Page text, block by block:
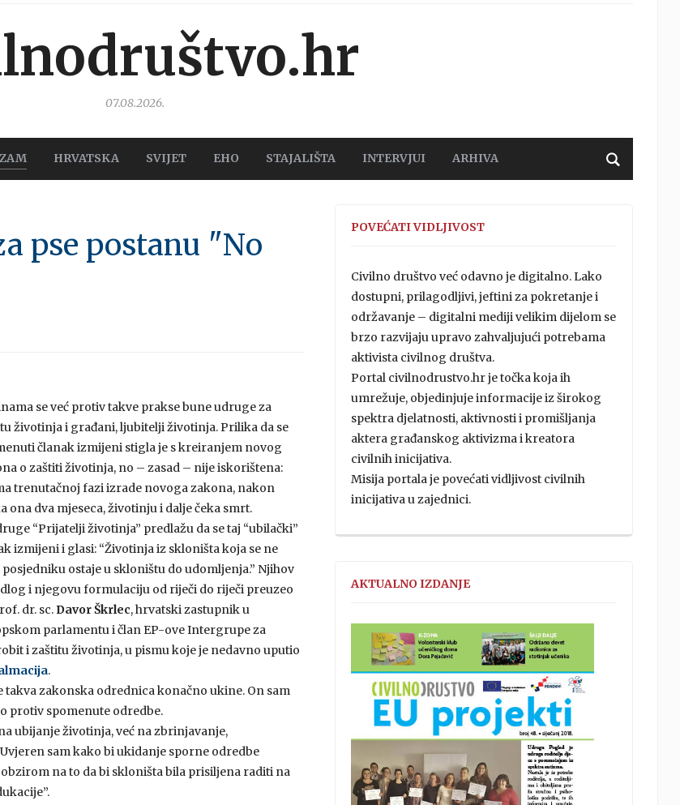
07.08.2026.
HRVATSKA SVIJET EHO STAJALIŠTA INTERVJUI ARHIVA
pse postanu "No
se već protiv takve prakse bune udruge za
životinja i građani, ljubitelji životinja. Prilika da se
članak izmijeni stigla je s kreiranjem novog
o zaštiti životinja, no – zasad – nije iskorištena:
trenutačnoj fazi izrade novoga zakona, nakon
ona dva mjeseca, životinju i dalje čeka smrt.
“Prijatelji životinja” predlažu da se taj “ubilački”
izmijeni i glasi: “Životinja iz skloništa koja se ne
ostaje u skloništu do udomljenja.” Njihov
i njegovu formulaciju od riječi do riječi preuzeo
dr. sc. Davor Škrlec, hrvatski zastupnik u
parlamentu i član EP-ove Intergrupe za
i zaštitu životinja, u pismu koje je nedavno uputio
.
takva zakonska odrednica konačno ukine. On sam
protiv spomenute odredbe.
ubijanje životinja, već na zbrinjavanje,
sam kako bi ukidanje sporne odredbe
na to da bi skloništa bila prisiljena raditi na
POVEĆATI VIDLJIVOST
Civilno društvo već odavno je digitalno. Lako
dostupni, prilagodljivi, jeftini za pokretanje i
održavanje – digitalni mediji velikim dijelom se
brzo razvijaju upravo zahvaljujući potrebama
aktivista civilnog društva.
Portal civilnodrustvo.hr je točka koja ih
umrežuje, objedinjuje informacije iz širokog
spektra djelatnosti, aktivnosti i promišljanja
aktera građanskog aktivizma i kreatora
civilnih inicijativa.
Misija portala je povećati vidljivost civilnih
inicijativa u zajednici.
AKTUALNO IZDANJE